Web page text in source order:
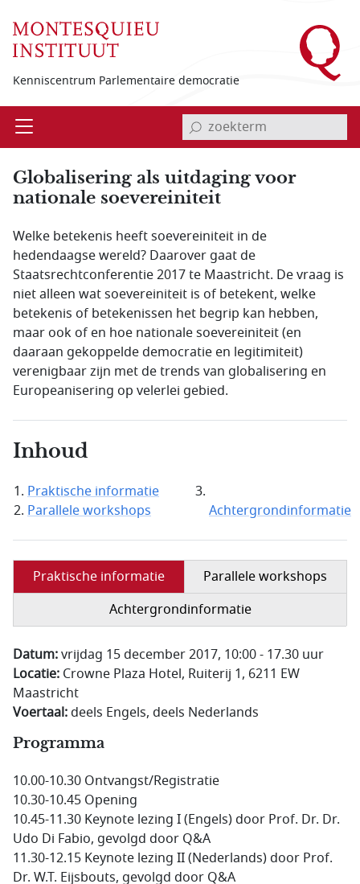
Kenniscentrum Parlementaire democratie
Open invoerveld zoekterm
Globalisering als uitdaging voor
nationale soevereiniteit
Welke betekenis heeft soevereiniteit in de
hedendaagse wereld? Daarover gaat de
Staatsrechtconferentie 2017 te Maastricht. De vraag is
niet alleen wat soevereiniteit is of betekent, welke
betekenis of betekenissen het begrip kan hebben,
maar ook of en hoe nationale soevereiniteit (en
daaraan gekoppelde democratie en legitimiteit)
verenigbaar zijn met de trends van globalisering en
Europeanisering op velerlei gebied.
Inhoud
Praktische informatie
Parallele workshops
Achtergrondinformatie
Praktische informatie
Parallele workshops
Achtergrondinformatie
Datum:vrijdag 15 december 2017, 10:00 - 17.30 uur
Locatie: Crowne Plaza Hotel, Ruiterij 1, 6211 EW
Maastricht
Voertaal: deels Engels, deels Nederlands
Programma
10.00-10.30 Ontvangst/Registratie
10.30-10.45 Opening
10.45-11.30 Keynote lezing I (Engels) door Prof. Dr. Dr.
Udo Di Fabio, gevolgd door Q&A
11.30-12.15 Keynote lezing II (Nederlands) door Prof.
Dr. W.T. Eijsbouts, gevolgd door Q&A